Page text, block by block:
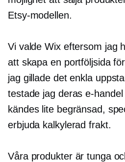
Etsy-modellen.
Vi valde Wix eftersom jag
att skapa en portföljsida
jag gillade det enkla
testade jag derase-handel
kändes lite begränsad,
erbjuda kalkylerad frakt.
Våra produkter är tunga